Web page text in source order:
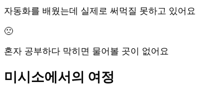
자동화를 배웠는데 실제로 써먹질 못하고 있어요
🙁
혼자 공부하다 막히면 물어볼 곳이 없어요
미시소에서의 여정